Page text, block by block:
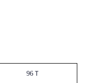
96Ｔ